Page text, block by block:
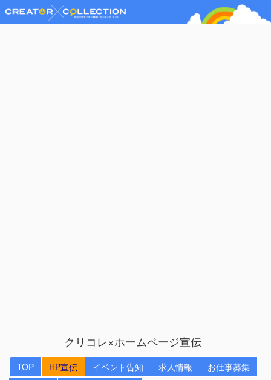
クリコレ×ホームページ宣伝
TOP HP宣伝 イベント告知 求人情報
お仕事募集